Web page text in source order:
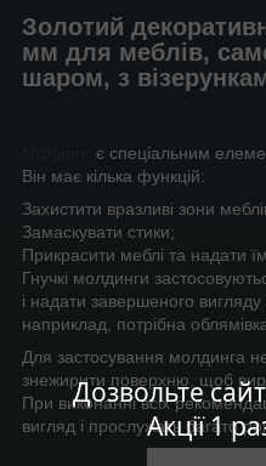
Дозвольте
Акції 1
Золотий
мм для меблів,
шаром, з
є спеціальним
Він має кілька функцій:
Захистити вразливі зони
Замаскувати стики;
Прикрасити меблі та надати
Гнучкі молдинги
і надати завершеного
наприклад, потрібна
Для застосування молдинга
знежирити поверхню, щоб
При виконанні всіх
вигляд і прослужать багато